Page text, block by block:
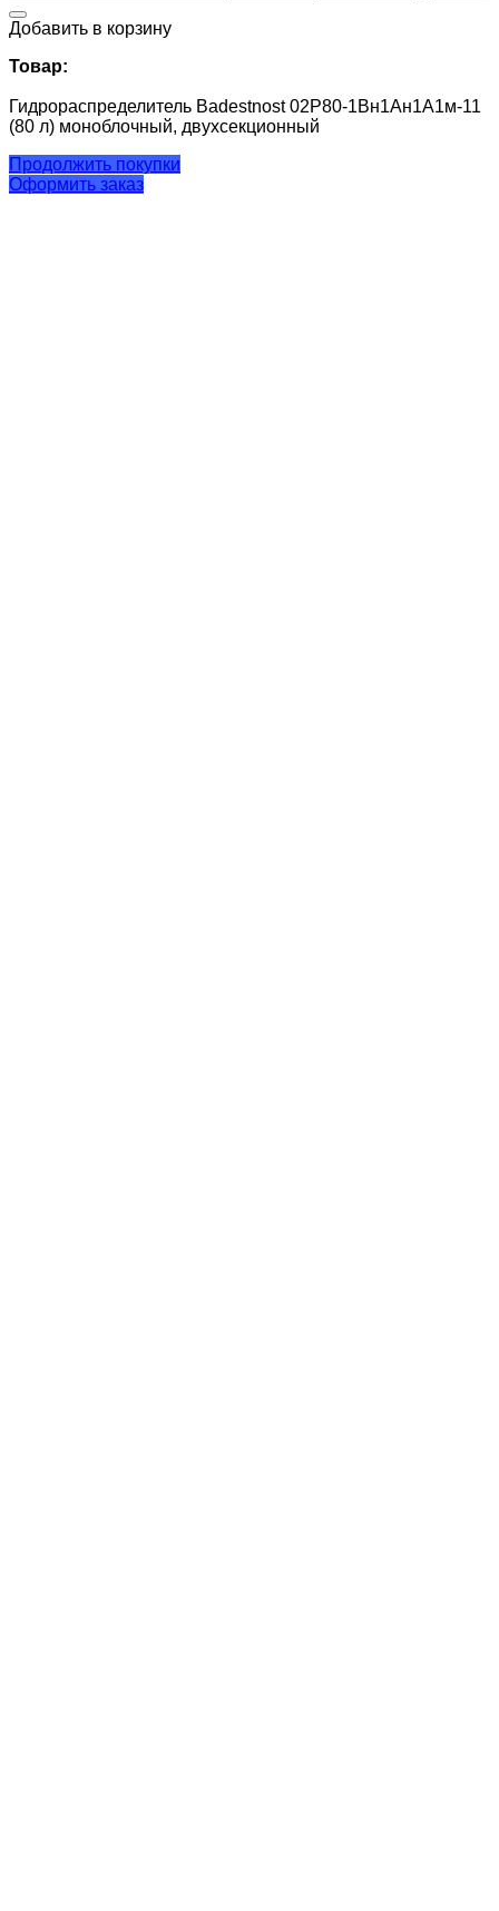
Добавить в корзину
Товар:
Гидрораспределитель Badestnost 02Р80-1Вн1Ан1А1м-11
(80 л) моноблочный, двухсекционный
Продолжить покупки
Оформить заказ